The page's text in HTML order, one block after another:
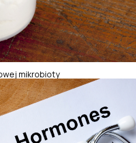
mikrobioty